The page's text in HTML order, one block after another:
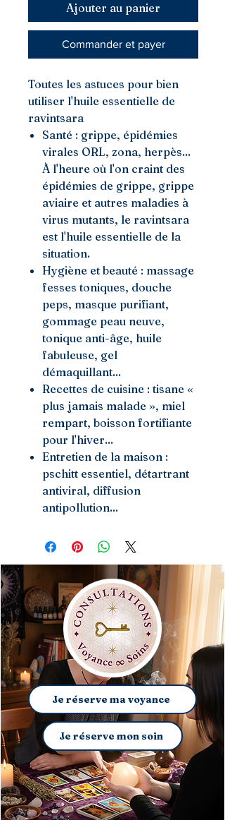
Ajouter au panier
Commander et payer
Toutes les astuces pour bien
utiliser l'huile essentielle de
ravintsara
Santé : grippe, épidémies
virales ORL, zona, herpès...
À l'heure où l'on craint des
épidémies de grippe, grippe
aviaire et autres maladies à
virus mutants, le ravintsara
est l'huile essentielle de la
situation.
Hygiène et beauté : massage
fesses toniques, douche
peps, masque purifiant,
gommage peau neuve,
tonique anti-âge, huile
fabuleuse, gel
démaquillant...
Recettes de cuisine : tisane «
plus jamais malade », miel
rempart, boisson fortifiante
pour l'hiver...
Entretien de la maison :
pschitt essentiel, détartrant
antiviral, diffusion
antipollution...
Je réserve ma voyance
Je réserve mon soin